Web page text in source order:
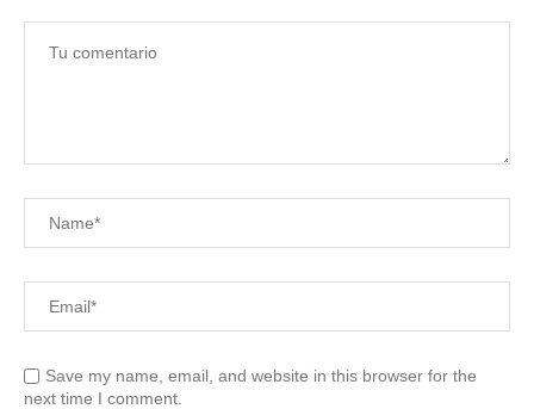
Save my name, email, and website in this browser for the
next time I comment.